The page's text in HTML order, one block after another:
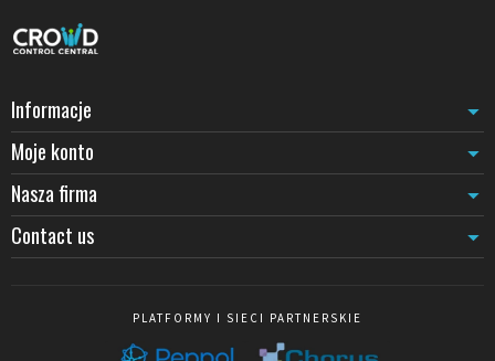
Informacje
Moje konto
Nasza firma
Contact us
PLATFORMY I SIECI PARTNERSKIE